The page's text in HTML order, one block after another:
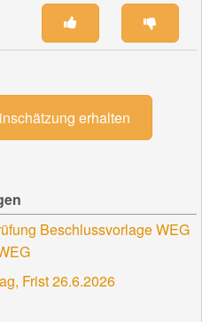
erhalten
Beschlussvorlage WEG
Frist 26.6.2026